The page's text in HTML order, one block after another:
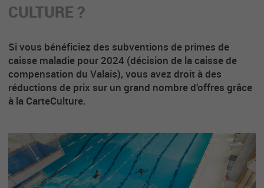
CULTURE ?
Si vous bénéficiez des subventions de primes de
caisse maladie pour 2024 (décision de la caisse de
compensation du Valais), vous avez droit à des
réductions de prix sur un grand nombre d‘offres grâce
à la CarteCulture.